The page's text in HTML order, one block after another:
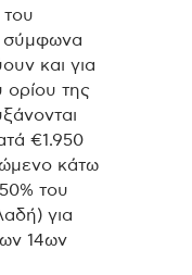
σύμφωνα
και για
της
€1.950
κάτω
του
για
14ων